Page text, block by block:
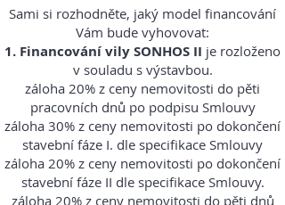
Sami si rozhodněte, jaký model financování
Vám bude vyhovovat:
1. Financování vily SONHOS II je rozloženo
v souladu s výstavbou.
záloha 20% z ceny nemovitosti do pěti
pracovních dnů po podpisu Smlouvy
záloha 30% z ceny nemovitosti po dokončení
stavební fáze I. dle specifikace Smlouvy
záloha 20% z ceny nemovitosti po dokončení
stavební fáze II dle specifikace Smlouvy.
záloha 20% z ceny nemovitosti do pěti dnů